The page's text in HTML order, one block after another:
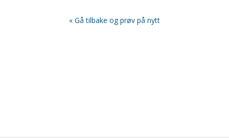
« Gå tilbake og prøv på nytt